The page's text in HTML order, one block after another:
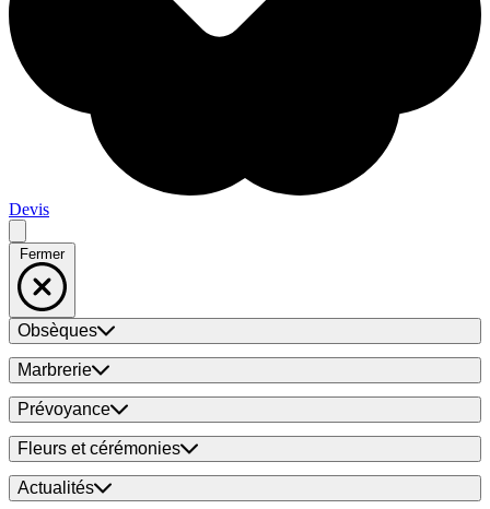
Devis
Fermer
Obsèques
Marbrerie
Prévoyance
Fleurs et cérémonies
Actualités